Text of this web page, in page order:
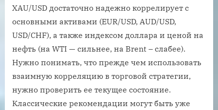
XAU/USD достаточно надежно коррелирует с
основными активами (EUR/USD, AUD/USD,
USD/CHF), а также индексом доллара и ценой на
нефть (на WTI — сильнее, на Brent – слабее).
Нужно понимать, что прежде чем использовать
взаимную корреляцию в торговой стратегии,
нужно проверить ее текущее состояние.
Классические рекомендации могут быть уже